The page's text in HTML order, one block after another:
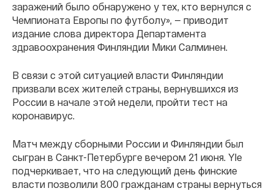
заражений было обнаружено у тех, кто вернулся с
Чемпионата Европы по футболу», — приводит
издание слова директора Департамента
здравоохранения Финляндии Мики Салминен.
В связи с этой ситуацией власти Финляндии
призвали всех жителей страны, вернувшихся из
России в начале этой недели, пройти тест на
коронавирус.
Матч между сборными России и Финляндии был
сыгран в Санкт-Петербурге вечером 21 июня. Yle
подчеркивает, что на следующий день финские
власти позволили 800 гражданам страны вернуться